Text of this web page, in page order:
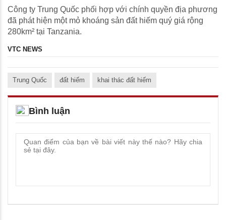
Công ty Trung Quốc phối hợp với chính quyền địa phương
đã phát hiện một mỏ khoáng sản đất hiếm quý giá rộng
280km² tại Tanzania.
VTC NEWS
Trung Quốc đất hiếm khai thác đất hiếm
Bình luận